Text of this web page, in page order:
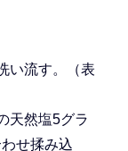
い流す。（表
天然塩5グラ
せ揉み込